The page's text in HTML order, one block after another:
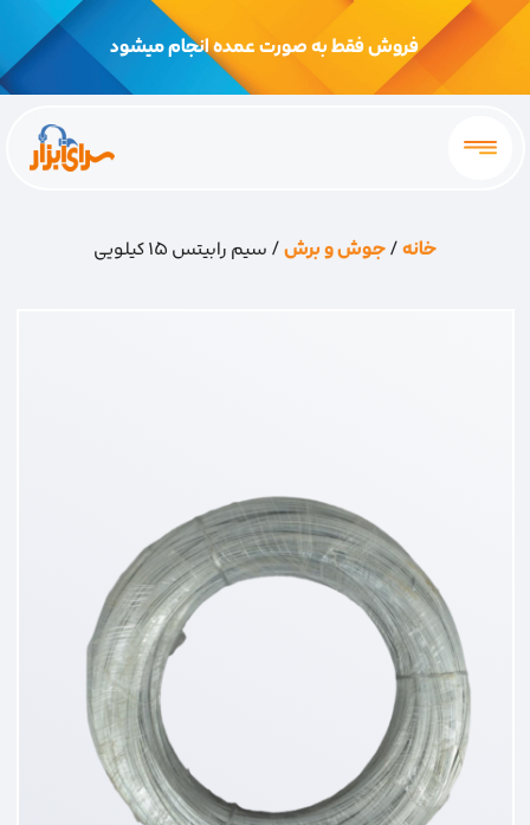
فروش فقط به صورت عمده انجام میشود
خانه/جوش و برش/ سیم رابیتس 15 کیلویی